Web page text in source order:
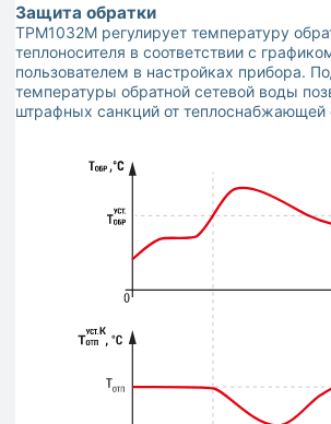
Защита обратки
ТРМ1032М регулирует температуру
теплоносителя в соответствии с
пользователем в настройках прибора.
температуры обратной сетевой воды
штрафных санкций от теплоснабжающей